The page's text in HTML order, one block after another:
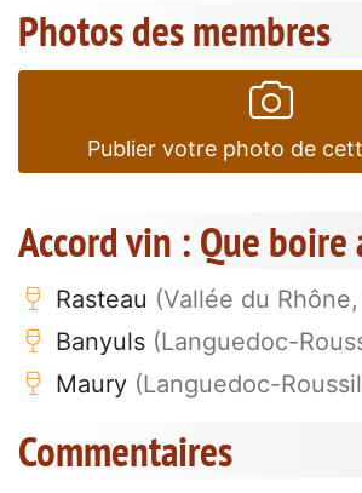
Photos des membres
Publier votre photo de
Accord vin : Que boire
Rasteau (Vallée du
Banyuls (Languedoc-
Maury (Languedoc-
Commentaires